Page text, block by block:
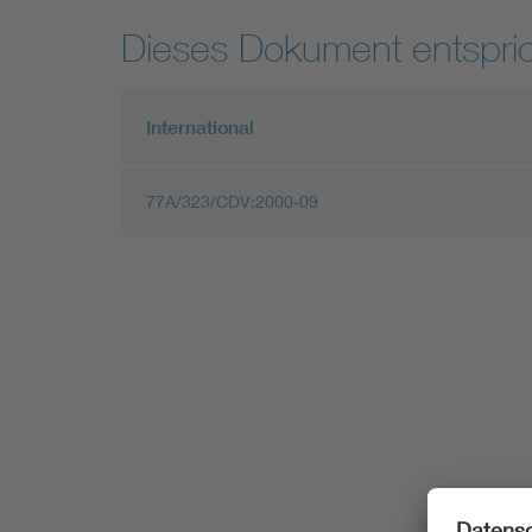
Dieses Dokument
International
77A/323/CDV:2000-09